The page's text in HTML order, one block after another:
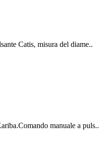
Catis, misura del diame..
manuale a puls..